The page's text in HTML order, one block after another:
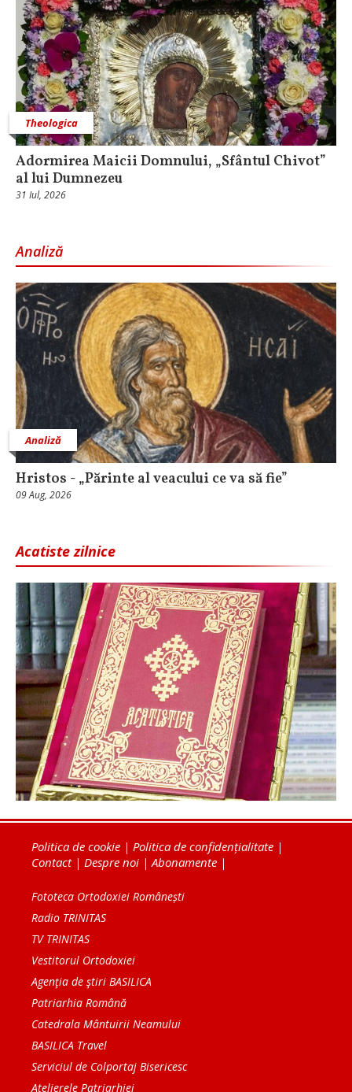
Theologica
Adormirea Maicii Domnului, „Sfântul Chivot”
al lui Dumnezeu
31 Iul, 2026
Analiză
Analiză
Hristos - „Părinte al veacului ce va să fie”
09 Aug, 2026
Acatiste zilnice
Politica de cookie | Politica de confidențialitate |
Contact| Despre noi |Abonamente |
Fototeca Ortodoxiei Românești
Radio TRINITAS
TV TRINITAS
Vestitorul Ortodoxiei
Agenţia de ştiri BASILICA
Patriarhia Română
Catedrala Mântuirii Neamului
BASILICA Travel
Serviciul de Colportaj Bisericesc
Atelierele Patriarhiei